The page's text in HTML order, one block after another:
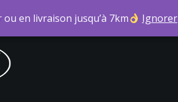
en livraison jusqu’à 7km Ignorer
en livraison jusqu’à 7km Ignorer